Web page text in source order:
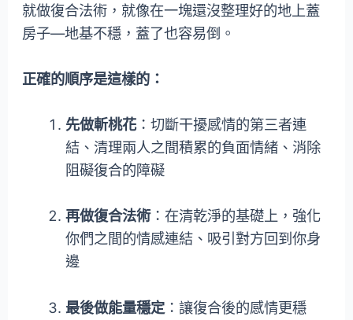
就做復合法術，就像在一塊還沒整理好的地上蓋
房子—地基不穩，蓋了也容易倒。
正確的順序是這樣的：
先做斬桃花：切斷干擾感情的第三者連
結、清理兩人之間積累的負面情緒、消除
阻礙復合的障礙
再做復合法術：在清乾淨的基礎上，強化
你們之間的情感連結、吸引對方回到你身
邊
最後做能量穩定：讓復合後的感情更穩